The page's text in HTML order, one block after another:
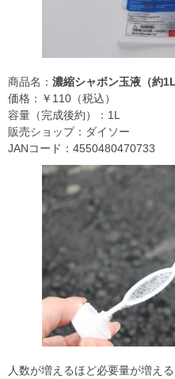
商品名： 濃縮シャボン玉液（約1L
価格：￥110（税込）
容量（完成後約）：1L
販売ショップ：ダイソー
JANコード：4550480470733
人数が増えるほど必要量が増え